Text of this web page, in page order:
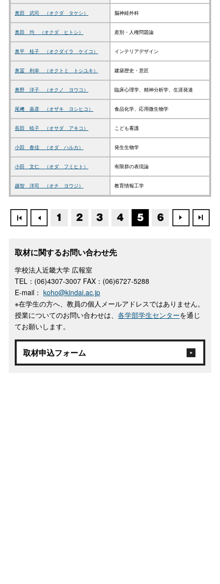
奥田 武司 （オクダ タケシ） 脳神経外科
奥田 均 （オクダ ヒトシ） 差別・人権問題論
奥平 桂子 （オクダイラ ケイコ） インテリアデザイン
奥冨 利幸 （オクトミ トシユキ） 建築歴史・意匠
奥野 洋子 （オクノ ヨウコ） 臨床心理学、精神分析学、生涯発達
尾﨑 嘉彦 （オザキ ヨシヒコ） 食品化学、応用微生物学
長田 暁子 （オサダ アキコ） こども看護
小田 春佳 （オダ ハルカ） 発生生物学
小田 文仁 （オダ フミヒト） 有限群の表現論
越智 洋司 （オチ ヨウジ） 教育情報工学
1 2 3 4 5 6
取材に関するお問い合わせ先
学校法人近畿大学 広報室
TEL：(06)4307-3007 FAX：(06)6727-5288
E-mail： koho@kindai.ac.jp
※在学生の方へ、教員の個人メールアドレスではありません。
授業についてのお問い合わせは、 各学部学生センターを通じ
てお願いします。
取材申込フォーム